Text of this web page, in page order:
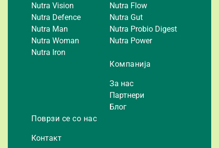
Nutra Vision
Nutra Defence
Nutra Man
Nutra Woman
Nutra Iron
Nutra Flow
Nutra Gut
Nutra Probio Digest
Nutra Power
Компанија
За нас
Партнери
Блог
Поврзи се со нас
Контакт